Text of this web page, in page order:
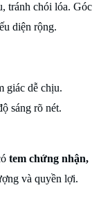
tránh chói lóa. Góc
diện rộng.
giác dễ chịu.
sáng rõ nét.
tem chứng nhận,
và quyền lợi.